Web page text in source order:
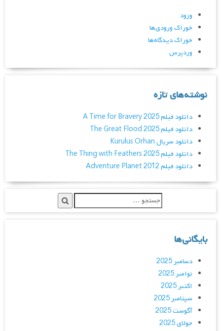
ورود
خوراک ورودی‌ها
خوراک دیدگاه‌ها
وردپرس
نوشته‌های تازه
دانلود فیلم A Time for Bravery 2025
دانلود فیلم The Great Flood 2025
دانلود سریال Kurulus Orhan
دانلود فیلم The Thing with Feathers 2025
دانلود فیلم Adventure Planet 2012
بایگانی‌ها
دسامبر 2025
نوامبر 2025
اکتبر 2025
سپتامبر 2025
آگوست 2025
جولای 2025